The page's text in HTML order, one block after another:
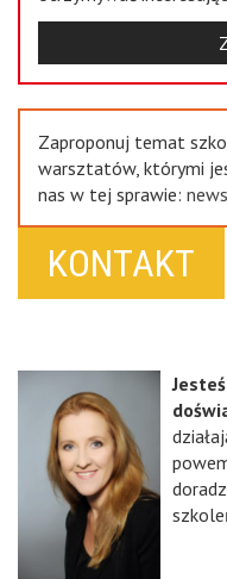
Zaproponuj temat
warsztatów, którymi
nas w tej sprawie:
KONTAKT